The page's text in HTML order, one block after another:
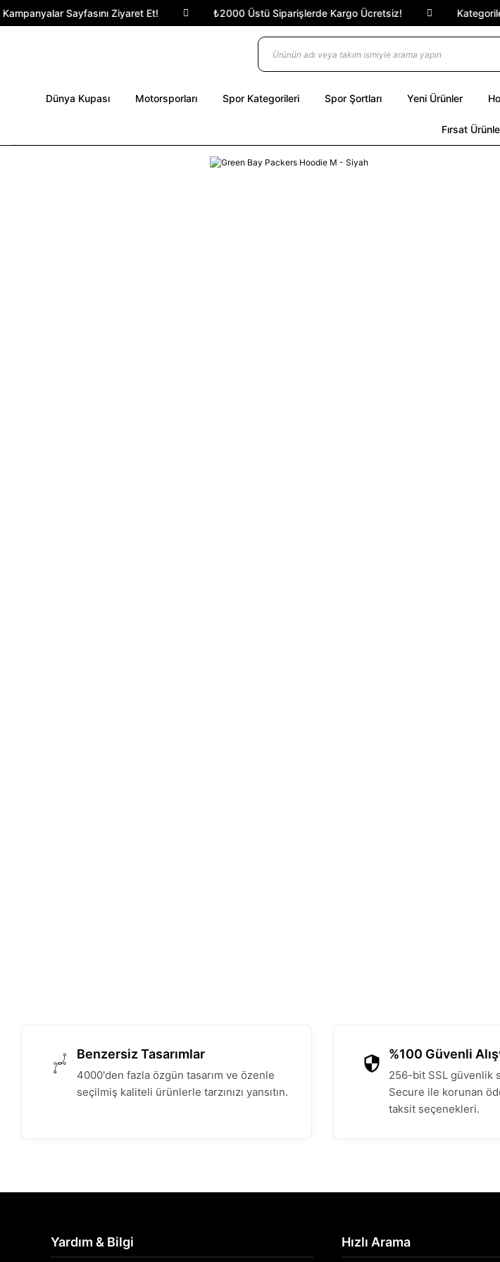
Sayfasını Ziyaret Et! ₺2000 Üstü Siparişlerde Kargo Ücretsiz!
Dünya Kupası Motorsporları Spor Kategorileri Spor Şortları Yeni Ürünler
Fırsat
Benzersiz Tasarımlar
4000'den fazla özgün tasarım ve özenle
seçilmiş kaliteli ürünlerle tarzınızı yansıtın.
%100 Güvenli
256-bit SSL güvenlik
Secure ile korunan
taksit seçenekleri.
Yardım & Bilgi Hızlı Arama